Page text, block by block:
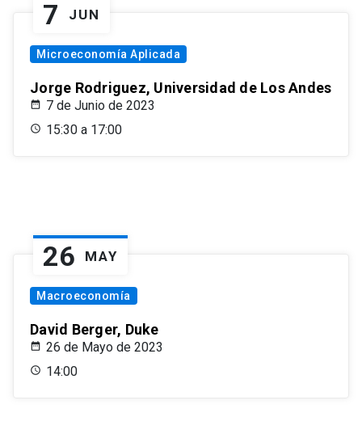
7 JUN
Microeconomía Aplicada
Jorge Rodriguez, Universidad de Los Andes
7 de Junio de 2023
15:30 a 17:00
26 MAY
Macroeconomía
David Berger, Duke
26 de Mayo de 2023
14:00